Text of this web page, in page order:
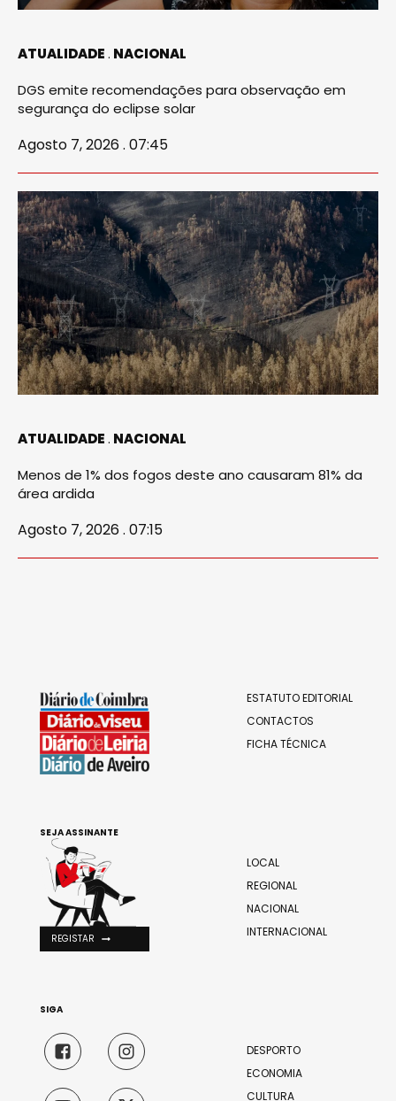
ATUALIDADE NACIONAL
DGS emite recomendações para observação em
segurança do eclipse solar
Agosto 7, 2026 . 07:45
ATUALIDADE NACIONAL
Menos de 1% dos fogos deste ano causaram 81% da
área ardida
Agosto 7, 2026 . 07:15
ESTATUTO EDITORIAL
CONTACTOS
FICHA TÉCNICA
LOCAL
REGIONAL
NACIONAL
INTERNACIONAL
DESPORTO
ECONOMIA
CULTURA
SEJA ASSINANTE
REGISTAR
SIGA